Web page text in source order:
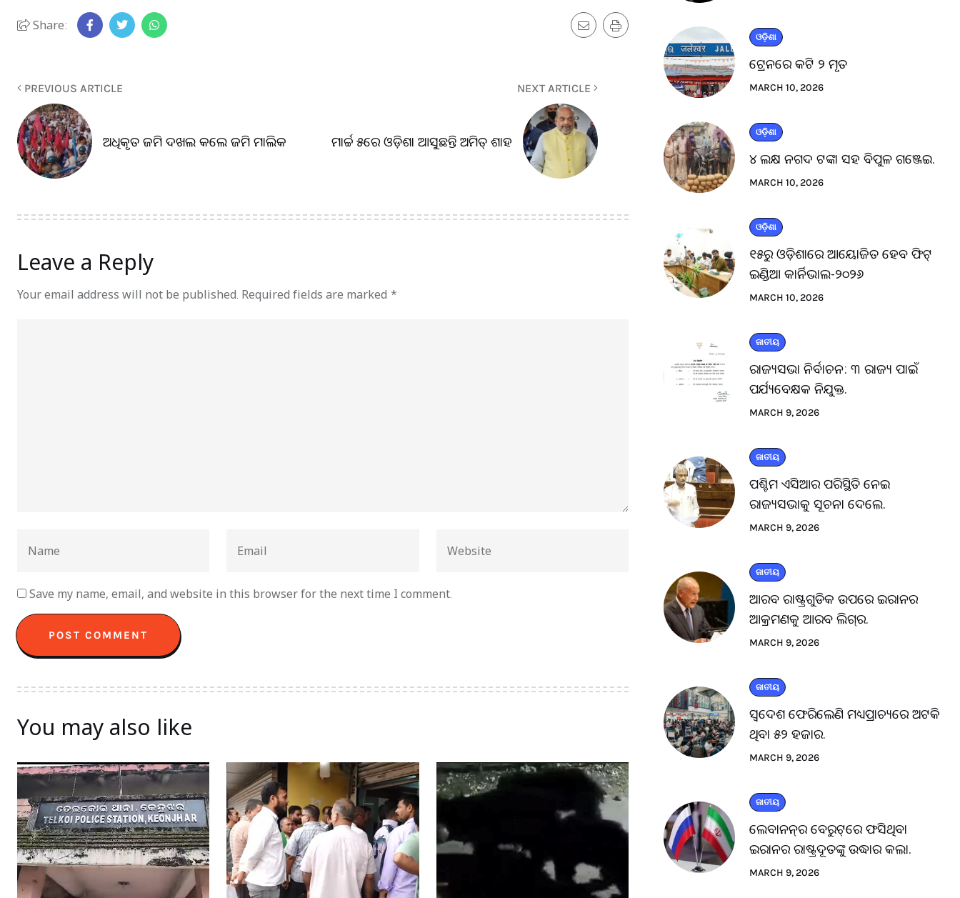
Share:
PREVIOUS ARTICLE
ଅଧିକୃତ ଜମି ଦଖଲ କଲେ ଜମି ମାଲିକ
NEXT ARTICLE
ମାର୍ଚ୍ଚ ୫ରେ ଓଡ଼ିଶା ଆସୁଛନ୍ତି ଅମିତ୍ ଶାହ
Leave a Reply
Your email address will not be published. Required fields are marked *
Save my name, email, and website in this browser for the next time I comment.
You may also like
ଓଡ଼ିଶା
ଟ୍ରେନରେ କଟି ୨ ମୃତ
MARCH 10, 2026
ଓଡ଼ିଶା
୪ ଲକ୍ଷ ନଗଦ ଟଙ୍କା ସହ ବିପୁଳ ଗଞ୍ଜେଇ.
MARCH 10, 2026
ଓଡ଼ିଶା
୧୫ରୁ ଓଡ଼ିଶାରେ ଆୟୋଜିତ ହେବ ଫିଟ୍
ଇଣ୍ଡିଆ କାର୍ନିଭାଲ-୨୦୨୬
MARCH 10, 2026
ଜାତୀୟ
ରାଜ୍ୟସଭା ନିର୍ବାଚନ: ୩ ରାଜ୍ୟ ପାଇଁ
ପର୍ଯ୍ୟବେକ୍ଷକ ନିଯୁକ୍ତ.
MARCH 9, 2026
ଜାତୀୟ
ପଶ୍ଚିମ ଏସିଆର ପରିସ୍ଥିତି ନେଇ
ରାଜ୍ୟସଭାକୁ ସୂଚନା ଦେଲେ.
MARCH 9, 2026
ଜାତୀୟ
ଆରବ ରାଷ୍ଟ୍ରଗୁଡିକ ଉପରେ ଇରାନର
ଆକ୍ରମଣକୁ ଆରବ ଲିଗ୍‌ର.
MARCH 9, 2026
ଜାତୀୟ
ସ୍ବଦେଶ ଫେରିଲେଣି ମଧ୍ୟପ୍ରାଚ୍ୟରେ ଅଟକି
ଥିବା ୫୨ ହଜାର.
MARCH 9, 2026
ଜାତୀୟ
ଲେବାନନ୍‌ର ବେରୁଟ୍‌ରେ ଫସିଥିବା
ଇରାନର ରାଷ୍ଟ୍ରଦୂତଙ୍କୁ ଉଦ୍ଧାର କଲା.
MARCH 9, 2026